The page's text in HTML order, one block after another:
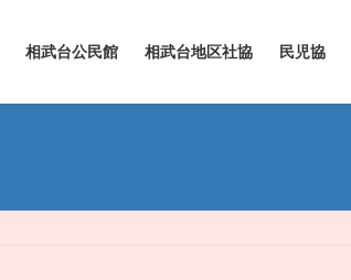
相武台公民館 相武台地区社協 民児協